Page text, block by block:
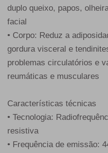
duplo queixo, papos,
facial
• Corpo: Reduz a
gordura visceral e
problemas circulatórios e
reumáticas e musculares
Características técnicas
• Tecnologia:
resistiva
• Frequência de emissão: